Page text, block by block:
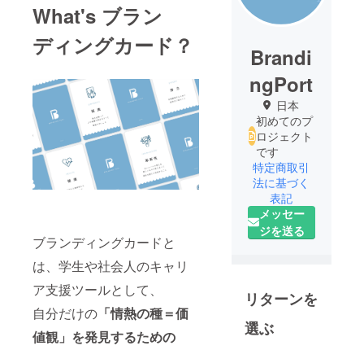
What's ブラン
ディングカード？
ブランディングカードと
は、学生や社会人のキャリ
ア支援ツールとして、
自分だけの 「情熱の種＝価
値観」を発見するための
Brandi
ngPort
日本
初めてのプ
ロジェクト
です
特定商取引
法に基づく
表記
メッセー
ジを送る
リターンを
選ぶ